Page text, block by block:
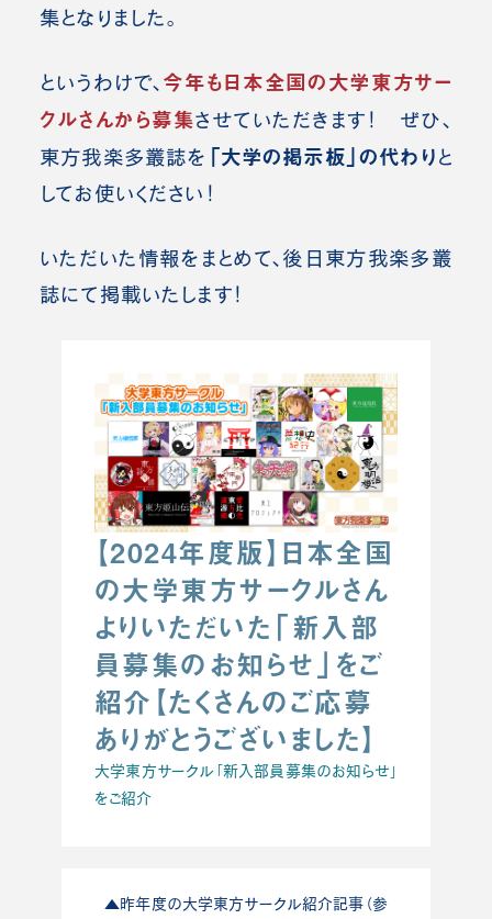
集となりました。
というわけで、 今年も日本全国の大学東方サー
クルさんから募集させていただきます！ ぜひ、
東方我楽多叢誌を 「大学の掲示板」の代わり と
してお使いください！
いただいた情報をまとめて、後日東方我楽多叢
誌にて掲載いたします！
【2024年度版】日本全国
の大学東方サークルさん
よりいただいた「新入部
員募集のお知らせ」をご
紹介【たくさんのご応募
ありがとうございました】
大学東方サークル「新入部員募集のお知らせ」
をご紹介
▲昨年度の大学東方サークル紹介記事（参